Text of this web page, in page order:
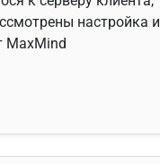
настройка и
MaxMind